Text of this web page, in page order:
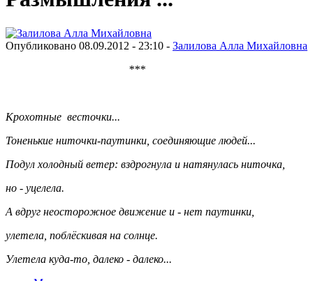
Опубликовано 08.09.2012 - 23:10 - Залилова Алла Михайловна
***
Крохотные весточки...
Тоненькие ниточки-паутинки, соединяющие людей...
Подул холодный ветер: вздрогнула и натянулась ниточка,
но - уцелела.
А вдруг неосторожное движение и - нет паутинки,
улетела, поблёскивая на солнце.
Улетела куда-то, далеко - далеко...